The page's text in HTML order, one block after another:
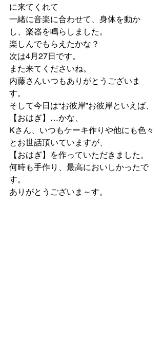
に来てくれて
一緒に音楽に合わせて、身体を動か
し、楽器を鳴らしました。
楽しんでもらえたかな？
次は4月27日です。
また来てくださいね。
内藤さんいつもありがとうございま
す。
そして今日は“お彼岸”お彼岸といえば、
【おはぎ】…かな、
Kさん、いつもケーキ作りや他にも色々
とお世話頂いていますが、
【おはぎ】を作っていただきました。
何時も手作り、最高においしかったで
す。
ありがとうございま～す。